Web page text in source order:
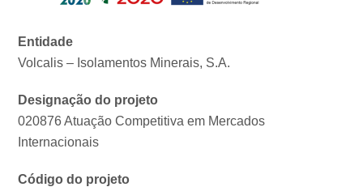
Entidade
Volcalis – Isolamentos Minerais, S.A.
Designação do projeto
020876 Atuação Competitiva em Mercados
Internacionais
Código do projeto